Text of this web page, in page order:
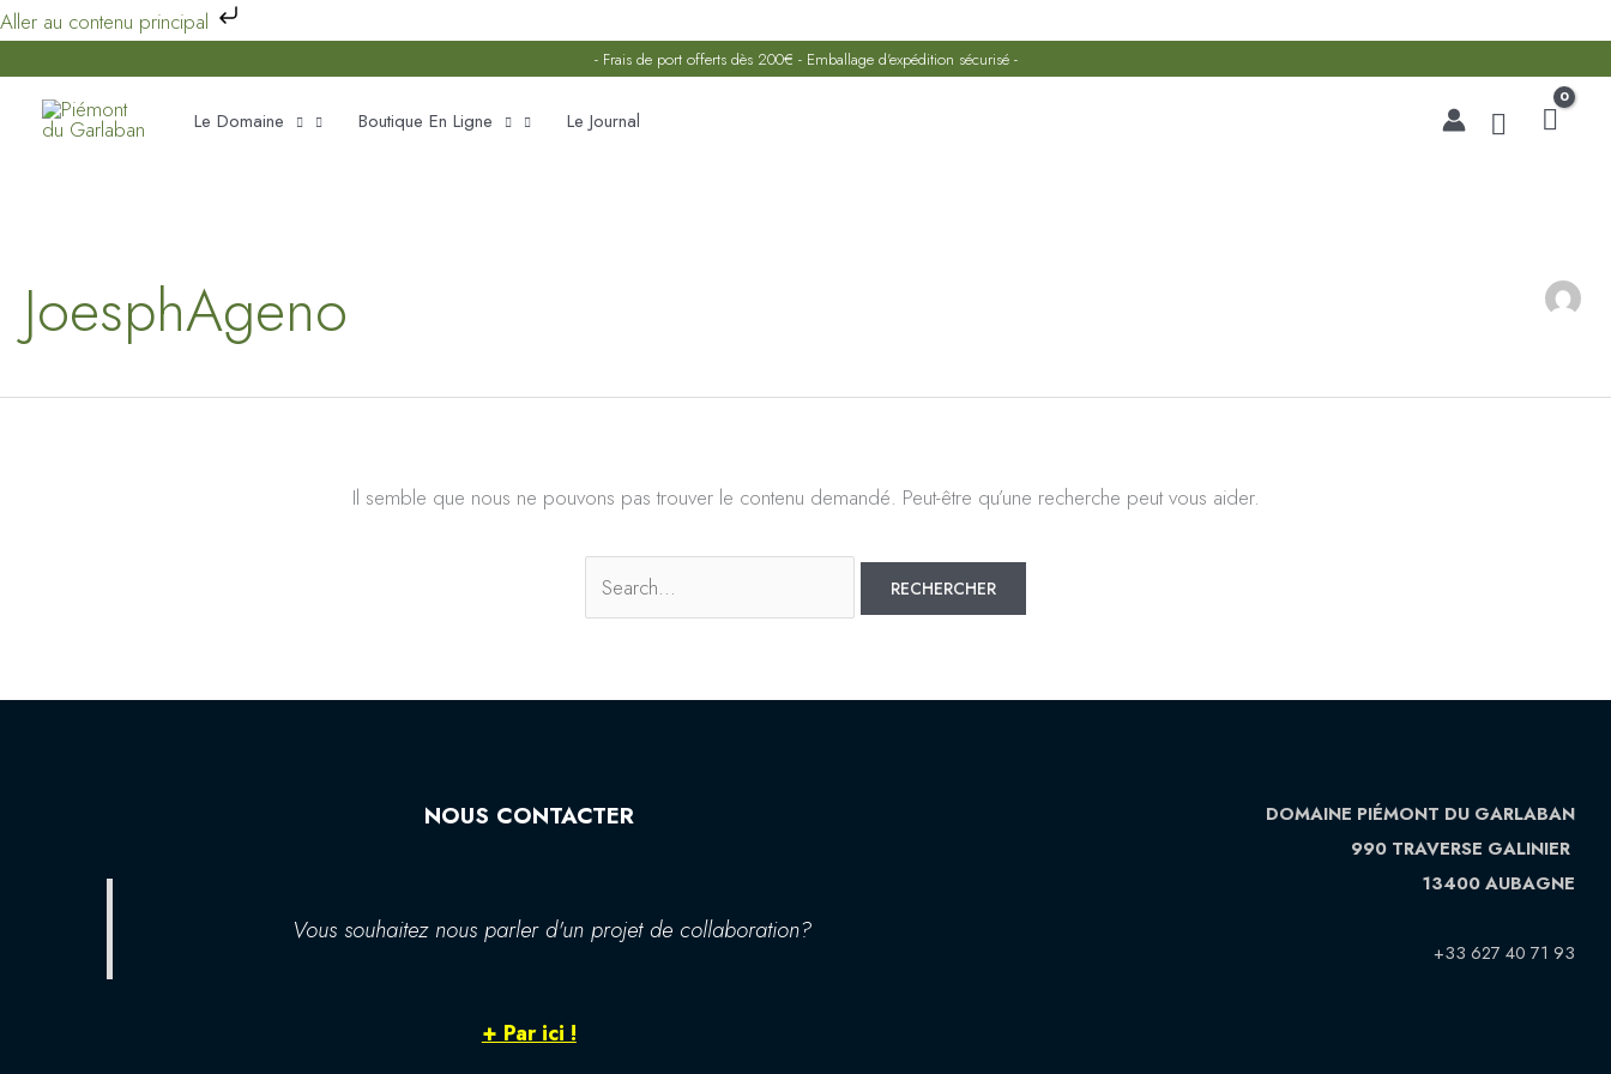
Aller au contenu principal
Aller
- Frais de port offerts dès 200€ - Emballage d'expédition sécurisé -
Le Domaine Boutique En Ligne Le Journal
JoesphAgeno
Il semble que nous ne pouvons pas trouver le contenu demandé. Peut-être qu’une recherche peut vous aider.
NOUS CONTACTER
Vous souhaitez nous parler d'un projet de collaboration?
+ Par ici !
DOMAINE PIÉMONT DU GARLABAN
990 TRAVERSE GALINIER
13400 AUBAGNE
+33 627 40 71 93